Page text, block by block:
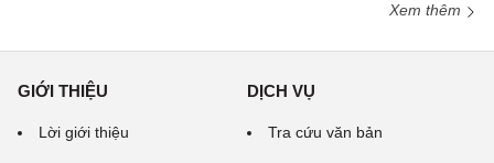
Xem thêm
GIỚI THIỆU
Lời giới thiệu
DỊCH VỤ
Tra cứu văn bản